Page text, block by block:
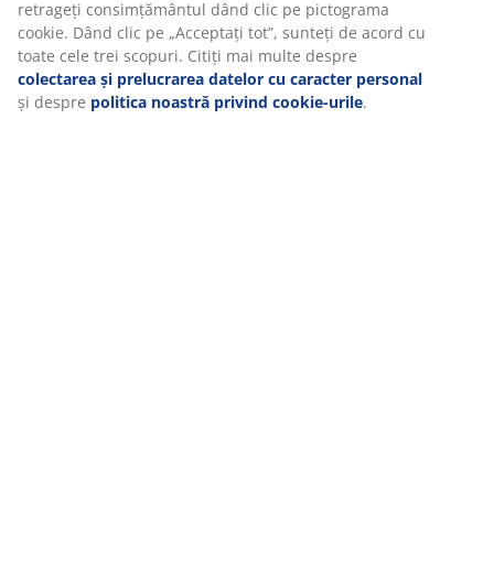
(27)
Livrare
retrageți consimțământul dând clic pe pictograma
cookie. Dând clic pe „Acceptați tot”, sunteți de acord cu
toate cele trei scopuri. Citiți mai multe despre
colectarea și prelucrarea datelor cu caracter personal
și despre politica noastră privind cookie-urile.